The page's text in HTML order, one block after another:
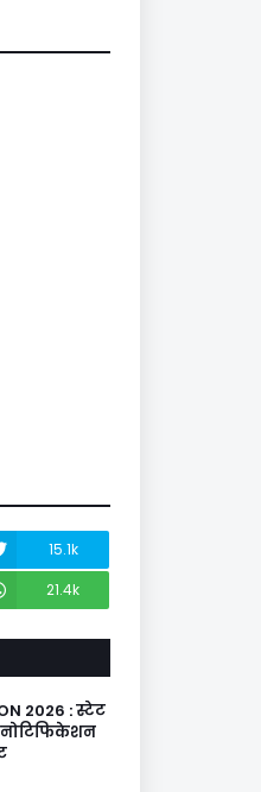
15.1k
21.4k
2026 : स्टेट